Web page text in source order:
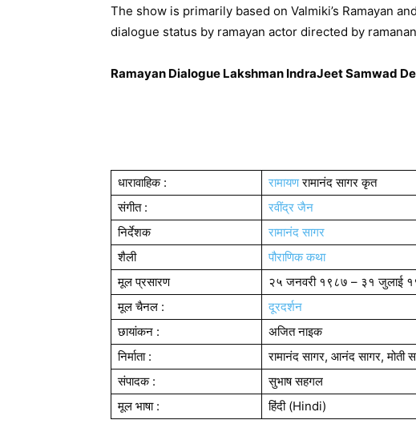
The show is primarily based on Valmiki’s Ramayan
dialogue status by ramayan actor directed by
Ramayan Dialogue Lakshman IndraJeet Samwad
धारावाहिक : रामायणरामानंद सागर कृत
संगीत :
रवींद्र जैन
निर्देशक
रामानंद सागर
शैली
पौराणिक कथा
मूल प्रसारण
२५ जनवरी १९८७ – ३१ जुलाई
मूल चैनल :
दूरदर्शन
छायांकन :
अजित नाइक
निर्माता :
रामानंद सागर, आनंद सागर, मोती
संपादक :
सुभाष सहगल
मूल भाषा :
हिंदी (Hindi)